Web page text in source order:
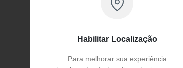
Habilitar Localização
Para melhorar sua experiência